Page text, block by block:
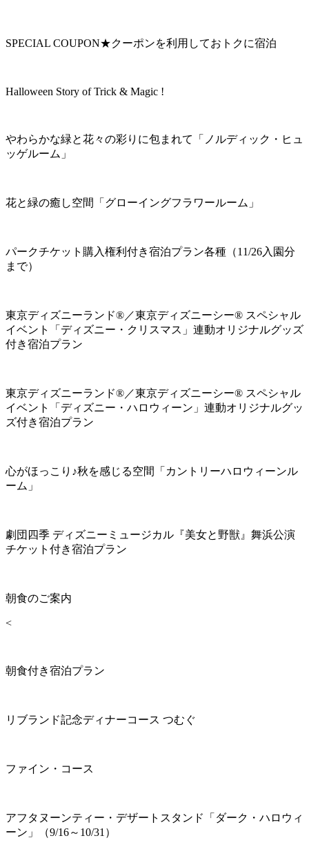
SPECIAL COUPON★クーポンを利用しておトクに宿泊
Halloween Story of Trick & Magic !
やわらかな緑と花々の彩りに包まれて「ノルディック・ヒュ
ッゲルーム」
花と緑の癒し空間「グローイングフラワールーム」
パークチケット購入権利付き宿泊プラン各種（11/26入園分
まで）
東京ディズニーランド®／東京ディズニーシー® スペシャル
イベント「ディズニー・クリスマス」連動オリジナルグッズ
付き宿泊プラン
東京ディズニーランド®／東京ディズニーシー® スペシャル
イベント「ディズニー・ハロウィーン」連動オリジナルグッ
ズ付き宿泊プラン
心がほっこり♪秋を感じる空間「カントリーハロウィーンル
ーム」
劇団四季 ディズニーミュージカル『美女と野獣』舞浜公演
チケット付き宿泊プラン
朝食のご案内
<
朝食付き宿泊プラン
リブランド記念ディナーコース つむぐ
ファイン・コース
アフタヌーンティー・デザートスタンド「ダーク・ハロウィ
ーン」（9/16～10/31）